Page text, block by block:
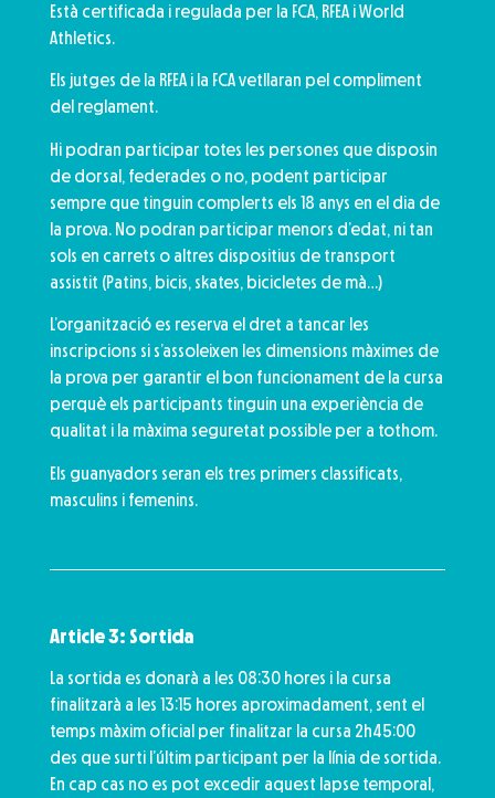
Està certificada i regulada per la FCA, RFEA i World
Athletics.
Els jutges de la RFEA i la FCA vetllaran pel compliment
del reglament.
Hi podran participar totes les persones que disposin
de dorsal, federades o no, podent participar
sempre que tinguin complerts els 18 anys en el dia de
la prova. No podran participar menors d’edat, ni tan
sols en carrets o altres dispositius de transport
assistit (Patins, bicis, skates, bicicletes de mà…)
L’organització es reserva el dret a tancar les
inscripcions si s’assoleixen les dimensions màximes de
la prova per garantir el bon funcionament de la cursa
perquè els participants tinguin una experiència de
qualitat i la màxima seguretat possible per a tothom.
Els guanyadors seran els tres primers classificats,
masculins i femenins.
Article 3: Sortida
La sortida es donarà a les 08:30 hores i la cursa
finalitzarà a les 13:15 hores aproximadament, sent el
temps màxim oficial per finalitzar la cursa 2h45:00
des que surti l’últim participant per la línia de sortida.
En cap cas no es pot excedir aquest lapse temporal,